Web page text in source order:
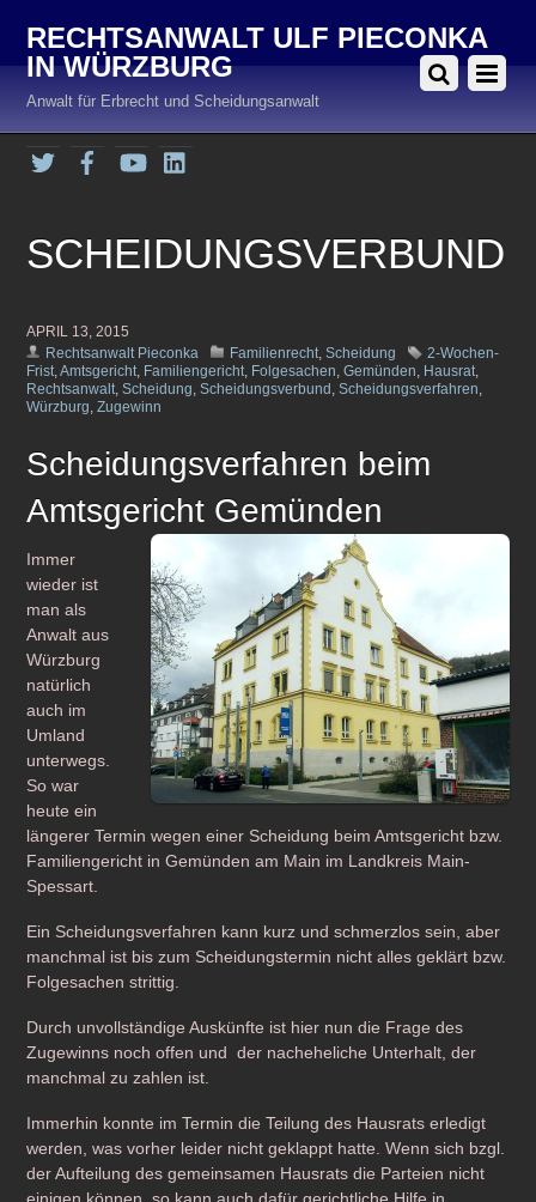
RECHTSANWALT ULF PIECONKA
IN WÜRZBURG
Anwalt für Erbrecht und Scheidungsanwalt
Twitter FacebookYouTube
SCHEIDUNGSVERBUND
APRIL 13, 2015
Rechtsanwalt Pieconka
Familienrecht,Scheidung
2-Wochen-
Frist,Amtsgericht, Familiengericht, Folgesachen,Gemünden, Hausrat,
Rechtsanwalt,Scheidung,Scheidungsverbund ,Scheidungsverfahren,
Würzburg,Zugewinn
Scheidungsverfahren beim
Amtsgericht Gemünden
Immer
wieder ist
man als
Anwalt aus
Würzburg
natürlich
auch im
Umland
unterwegs.
So war
heute ein
längerer Termin wegen einer Scheidung beim Amtsgericht bzw.
Familiengericht in Gemünden am Main im Landkreis Main-
Spessart.
Ein Scheidungsverfahren kann kurz und schmerzlos sein, aber
manchmal ist bis zum Scheidungstermin nicht alles geklärt bzw.
Folgesachen strittig.
Durch unvollständige Auskünfte ist hier nun die Frage des
Zugewinns noch offen und der nacheheliche Unterhalt, der
manchmal zu zahlen ist.
Immerhin konnte im Termin die Teilung des Hausrats erledigt
werden, was vorher leider nicht geklappt hatte. Wenn sich bzgl.
der Aufteilung des gemeinsamen Hausrats die Parteien nicht
einigen können, so kann auch dafür gerichtliche Hilfe in